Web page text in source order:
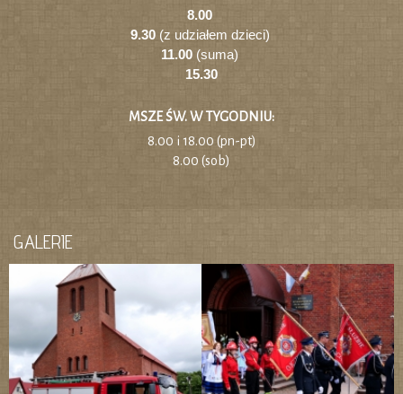
8.00
9.30(z udziałem dzieci)
11.00 (suma)
15.30
MSZE ŚW. W TYGODNIU:
8.00 i 18.00 (pn-pt)
8.00 (sob)
GALERIE